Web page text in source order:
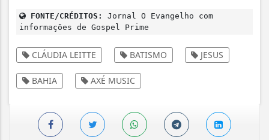
FONTE/CRÉDITOS:
Jornal O Evangelho com
informações de Gospel Prime
CLÁUDIA LEITTE BATISMO JESUS
BAHIA AXÉ MUSIC